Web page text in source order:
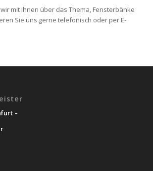
mit Ihnen über das Thema, Fensterbänke
Sie uns gerne telefonisch oder per E-
–